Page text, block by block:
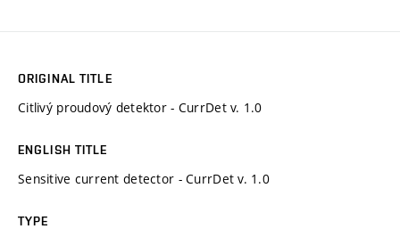
ORIGINAL TITLE
Citlivý proudový detektor - CurrDet v. 1.0
ENGLISH TITLE
Sensitive current detector - CurrDet v. 1.0
TYPE